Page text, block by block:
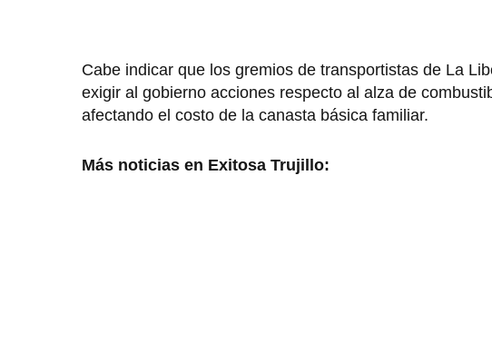
Cabe indicar que los gremios de transportistas de La
exigir al gobierno acciones respecto al alza de
afectando el costo de la canasta básica familiar.
Más noticias en Exitosa Trujillo: